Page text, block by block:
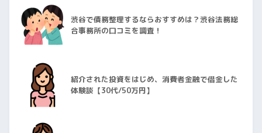
渋谷で債務整理するならおすすめは？渋谷法務総
合事務所の口コミを調査！
紹介された投資をはじめ、消費者金融で借金した
体験談【30代/50万円】